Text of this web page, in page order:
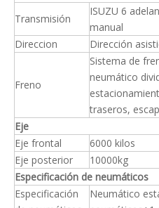
Transmisión
ISUZU 6
manual
Direccion
Dirección
Freno
Sistema de
neumático
traseros,
Eje
Eje frontal
6000 kilos
Eje posterior
10000kg
Especificación de neumáticos
Especificación
Neumático